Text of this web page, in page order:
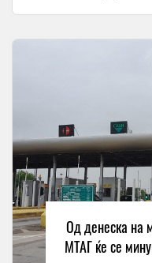
Од денеска на
МТАГ ќе се